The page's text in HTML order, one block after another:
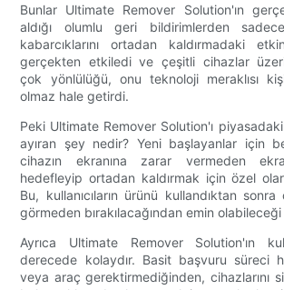
Bunlar Ultimate Remover Solution'ın
aldığı olumlu geri bildirimlerden
kabarcıklarını ortadan kaldırmadaki
gerçekten etkiledi ve çeşitli cihazlar
çok yönlülüğü, onu teknoloji meraklısı
olmaz hale getirdi.
Peki Ultimate Remover Solution'ı
ayıran şey nedir? Yeni başlayanlar için
cihazın ekranına zarar vermeden
hedefleyip ortadan kaldırmak için özel
Bu, kullanıcıların ürünü kullandıktan sonra
görmeden bırakılacağından emin olabileceği
Ayrıca Ultimate Remover Solution'ın
derecede kolaydır. Basit başvuru süreci
veya araç gerektirmediğinden, cihazlarını